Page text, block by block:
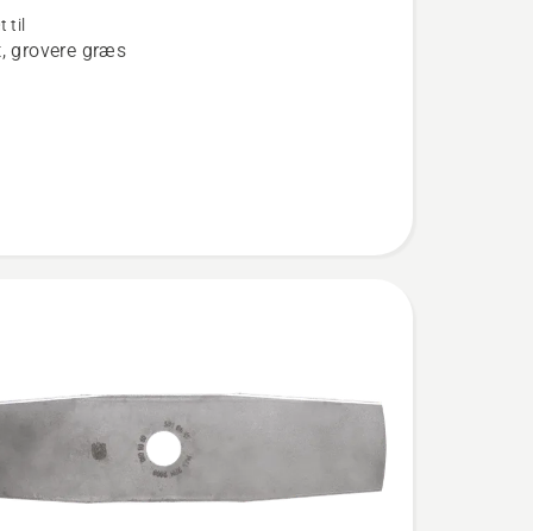
til
grovere græs